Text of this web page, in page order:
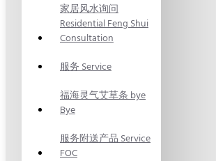
家居风水询问
Residential Feng Shui
Consultation
服务 Service
福海灵气艾草条 bye
Bye
服务附送产品 Service
FOC